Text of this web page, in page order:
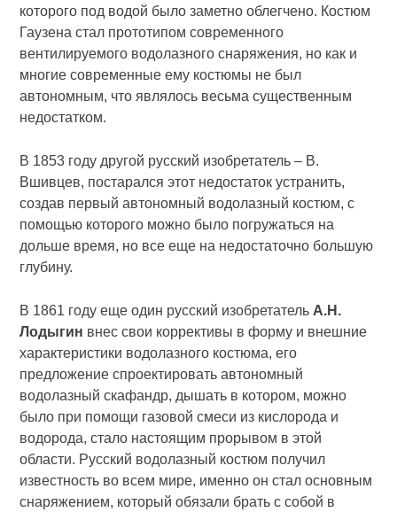
которого под водой было заметно облегчено. Костюм
Гаузена стал прототипом современного
вентилируемого водолазного снаряжения, но как и
многие современные ему костюмы не был
автономным, что являлось весьма существенным
недостатком.
В 1853 году другой русский изобретатель – В.
Вшивцев, постарался этот недостаток устранить,
создав первый автономный водолазный костюм, с
помощью которого можно было погружаться на
дольше время, но все еще на недостаточно большую
глубину.
В 1861 году еще один русский изобретатель А.Н.
Лодыгин внес свои коррективы в форму и внешние
характеристики водолазного костюма, его
предложение спроектировать автономный
водолазный скафандр, дышать в котором, можно
было при помощи газовой смеси из кислорода и
водорода, стало настоящим прорывом в этой
области. Русский водолазный костюм получил
известность во всем мире, именно он стал основным
снаряжением, который обязали брать с собой в